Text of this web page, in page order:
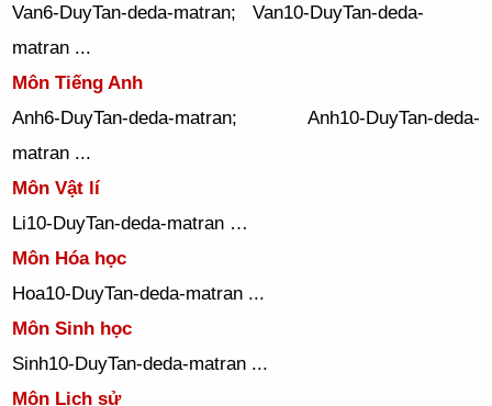
Van6-DuyTan-deda-matran; Van10-DuyTan-deda-
matran ...
Môn Tiếng Anh
Anh6-DuyTan-deda-matran; Anh10-DuyTan-deda-
matran ...
Môn Vật lí
Li10-DuyTan-deda-matran …
Môn Hóa học
Hoa10-DuyTan-deda-matran ...
Môn Sinh học
Sinh10-DuyTan-deda-matran ...
Môn Lịch sử